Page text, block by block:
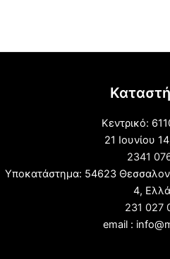
Κεντρικό:
21 Ιουνίου
2341
Υποκατάστημα: 54623
4,
231 027
email :